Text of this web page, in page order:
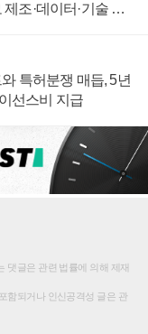
조·데이터·기술 결
특허분쟁 매듭, 5년
선스비 지급
댓글은 관련 법률에 의해 제재
함되거나 인신공격성 글은 관